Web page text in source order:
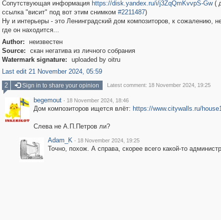
Сопутствующая информация https://disk.yandex.ru/i/j3ZqQmKvvpS-Gw(
ссылка "висит" под вот этим снимком #2211487)
Ну и интерьеры - это Ленинградский дом композиторов, к сожалению,
где он находится...
Author:
неизвестен
Source:
скан негатива из личного собрания
Watermark signature:
uploaded by oitru
Last edit 21 November 2024, 05:59
2
Sign in to share your opinion Latest comment: 18 November 2024, 19:25
begemout · 18 November 2024, 18:46
Дом композиторов ищется влёт: https://www.citywalls.ru/
Слева не А.П.Петров ли?
Adam_K · 18 November 2024, 19:25
Точно, похож. А справа, скорее всего какой-то